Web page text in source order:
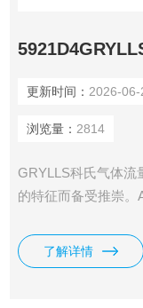
更新时间： 2026-06-
浏览量： 2814
GRYLLS科氏气体流
的特征而备受推崇
或者定量给料。
了解详情